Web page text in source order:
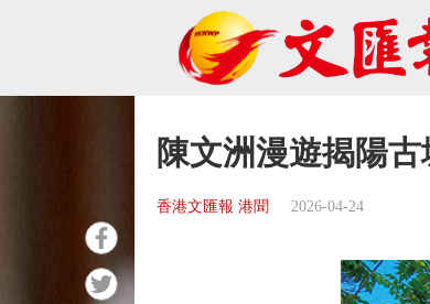
陳文洲漫遊揭陽
香港文匯報 港聞 2026-04-24